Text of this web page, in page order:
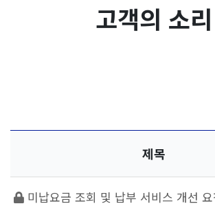
고객의 소리
제목
미납요금 조회 및 납부 서비스 개선